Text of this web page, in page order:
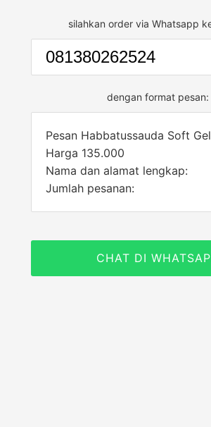
silahkan order via Whatsapp
dengan format pesan:
Pesan Habbatussauda Soft
Harga 135.000
Nama dan alamat lengkap:
Jumlah pesanan:
CHAT DI